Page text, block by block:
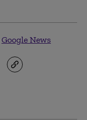
Google News